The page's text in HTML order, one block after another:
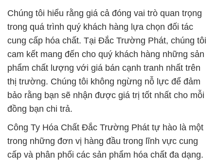
Chúng tôi hiểu rằng giá cả đóng vai trò quan trọng
trong quá trình quý khách hàng lựa chọn đối tác
cung cấp hóa chất. Tại Đắc Trường Phát, chúng tôi
cam kết mang đến cho quý khách hàng những sản
phẩm chất lượng với giá bán cạnh tranh nhất trên
thị trường. Chúng tôi không ngừng nỗ lực để đảm
bảo rằng bạn sẽ nhận được giá trị tốt nhất cho mỗi
đồng bạn chi trả.
Công Ty Hóa Chất Đắc Trường Phát tự hào là một
trong những đơn vị hàng đầu trong lĩnh vực cung
cấp và phân phối các sản phẩm hóa chất đa dạng.